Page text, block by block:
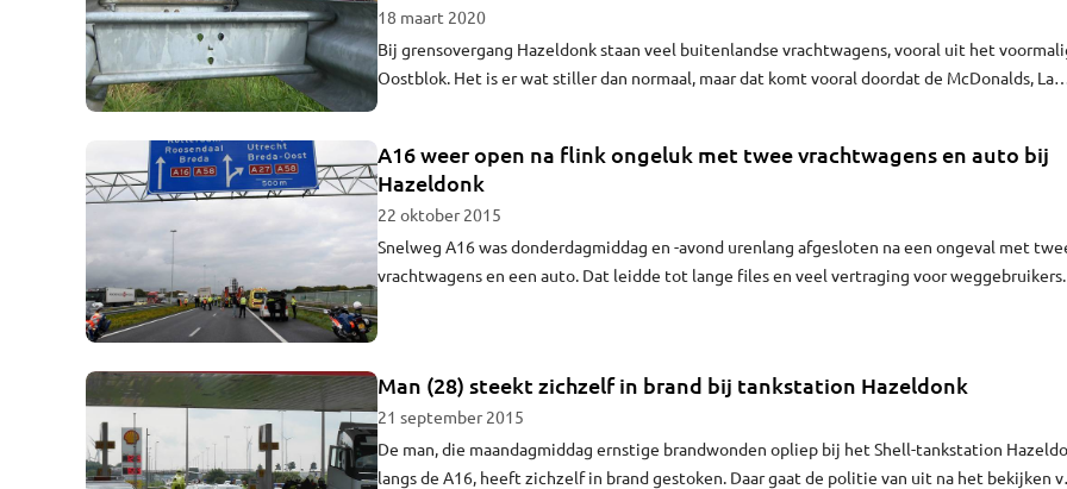
18 maart 2020
Bij grensovergang Hazeldonk staan veel buitenlandse vrachtwagens, vooral uit het
Oostblok. Het is er wat stiller dan normaal, maar dat komt vooral doordat de McDonalds, La
A16 weer open na flink ongeluk met twee vrachtwagens en auto bij
Hazeldonk
22 oktober 2015
Snelweg A16 was donderdagmiddag en -avond urenlang afgesloten na een ongeval met
vrachtwagens en een auto. Dat leidde tot lange files en veel vertraging voor weggebruikers.
Man (28) steekt zichzelf in brand bij tankstation Hazeldonk
21 september 2015
De man, die maandagmiddag ernstige brandwonden opliep bij het Shell-tankstation
langs de A16, heeft zichzelf in brand gestoken. Daar gaat de politie van uit na het bekijken